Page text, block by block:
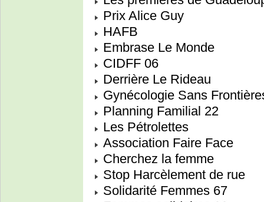
Prix Alice Guy
HAFB
Embrase Le Monde
CIDFF 06
Derrière Le Rideau
Gynécologie Sans
Planning Familial 22
Les Pétrolettes
Association Faire Face
Cherchez la femme
Stop Harcèlement de rue
Solidarité Femmes 67